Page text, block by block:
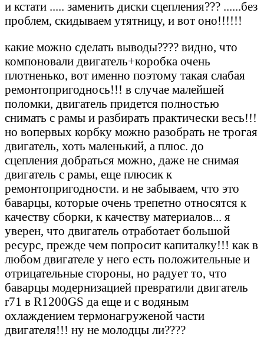
и кстати ..... заменить диски сцепления??? ......без
проблем, скидываем утятницу, и вот оно!!!!!!
какие можно сделать выводы???? видно, что
компоновали двигатель+коробка очень
плотненько, вот именно поэтому такая слабая
ремонтопригоднось!!! в случае малейшей
поломки, двигатель придется полностью
снимать с рамы и разбирать практически весь!!!
но вопервых корбку можно разобрать не трогая
двигатель, хоть маленький, а плюс. до
сцепления добраться можно, даже не снимая
двигатель с рамы, еще плюсик к
ремонтопригодности. и не забываем, что это
баварцы, которые очень трепетно относятся к
качеству сборки, к качеству материалов... я
уверен, что двигатель отработает большой
ресурс, прежде чем попросит капиталку!!! как в
любом двигателе у него есть положительные и
отрицательные стороны, но радует то, что
баварцы модернизацией превратили двигатель
r71 в R1200GS да еще и с водяным
охлаждением термонагруженой части
двигателя!!! ну не молодцы ли????